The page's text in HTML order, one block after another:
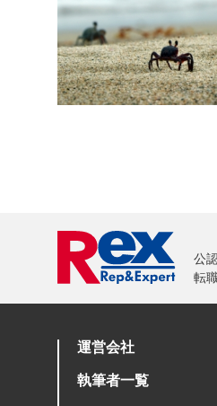
運営会社
執筆者一覧